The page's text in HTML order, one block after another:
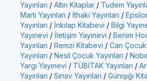
Yayınları / Altın Kitaplar / Tudem
Martı Yayınları / İthaki Yayınları /
Yayınları / İnkılap Kitabevi / Bilgi
Yayınevi / İletişim Yayınevi / Benim
Yayınları / Remzi Kitabevi / Can Çocuk
Yayınları / Nesil Çocuk Yayınları /
Yargı Yayınevi / TÜBİTAK Yayınları /
Yayınları / Sınav Yayınları / Günışığı